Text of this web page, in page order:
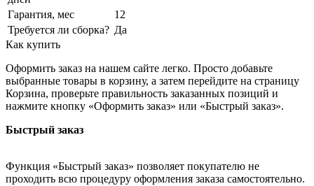
Гарантия, мес
12
Требуется ли сборка? Да
Как купить
Оформить заказ на нашем сайте легко. Просто добавьте
выбранные товары в корзину, а затем перейдите на страницу
Корзина, проверьте правильность заказанных позиций и
нажмите кнопку «Оформить заказ» или «Быстрый заказ».
Быстрый заказ
Функция «Быстрый заказ» позволяет покупателю не
проходить всю процедуру оформления заказа самостоятельно.